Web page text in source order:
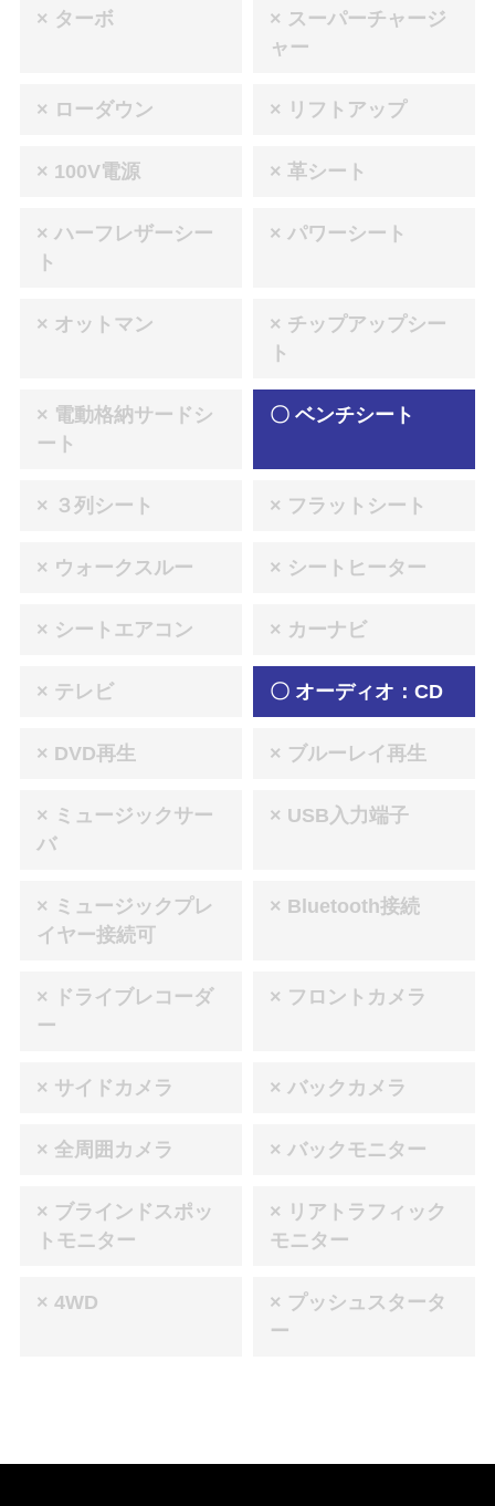
× ターボ
× スーパーチャージ
ャー
× ローダウン × リフトアップ
× 100V電源 × 革シート
× ハーフレザーシー
ト
× パワーシート
× オットマン
× チップアップシー
ト
× 電動格納サードシ
ート
〇 ベンチシート
× ３列シート × フラットシート
× ウォークスルー × シートヒーター
× シートエアコン × カーナビ
× テレビ 〇 オーディオ：CD
× DVD再生 × ブルーレイ再生
× ミュージックサー
バ
× USB入力端子
× ミュージックプレ
イヤー接続可
× Bluetooth接続
× ドライブレコーダ
ー
× フロントカメラ
× サイドカメラ × バックカメラ
× 全周囲カメラ × バックモニター
× ブラインドスポッ
トモニター
× リアトラフィック
モニター
× 4WD
× プッシュスタータ
ー